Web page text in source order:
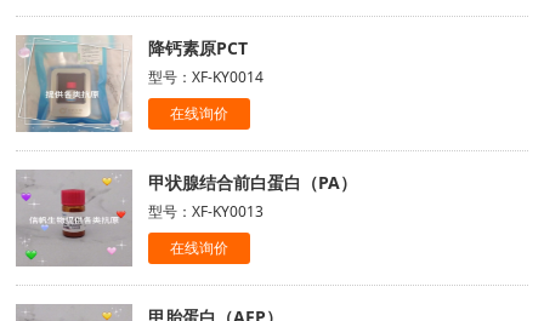
降钙素原PCT
型号：XF-KY0014
在线询价
甲状腺结合前白蛋白（PA）
型号：XF-KY0013
在线询价